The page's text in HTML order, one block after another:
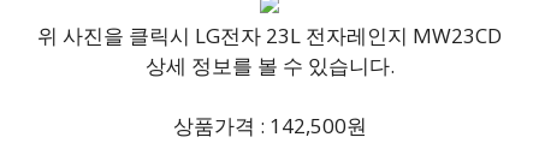
위 사진을 클릭시 LG전자 23L 전자레인지 MW23CD
상세 정보를 볼 수 있습니다.
상품가격 : 142,500원